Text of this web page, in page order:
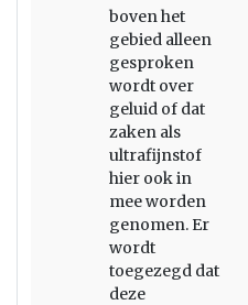
boven het
gebied alleen
gesproken
wordt over
geluid of dat
zaken als
ultrafijnstof
hier ook in
mee worden
genomen. Er
wordt
toegezegd dat
deze